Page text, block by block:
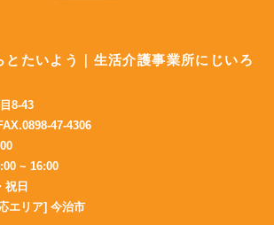
とたいよう｜生活介護事業所にじいろ
目8-43
47-4306
~ 16:00
祝日
エリア] 今治市